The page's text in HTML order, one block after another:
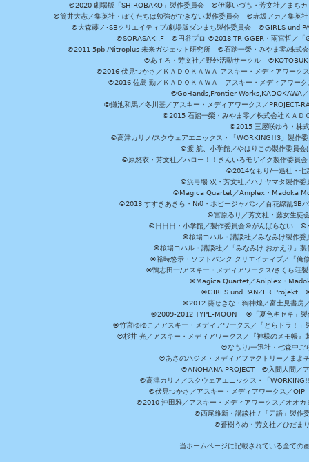
©2020 劇場版「SHIROBAKO」製作委員会 ©伊藤いづも・芳文社／まち
©筒井大志／集英社・ぼくたちは勉強ができない製作委員会 ©赤坂アカ／集英
©大森藤ノ･SBクリエイティブ/劇場版ダンまち製作委員会 ©GIRLS und
©SORASAKI.F ©円谷プロ ©2018 TRIGGER・雨宮哲／
©2011 5pb./Nitroplus 未来ガジェット研究所 ©石踏一榮・みやま零/株式
©あｆろ・芳文社／野外活動サークル
©2016 伏見つかさ／ＫＡＤＯＫＡＷＡ アスキー・メディアワー
©2016 佐島 勤／ＫＡＤＯＫＡＷＡ アスキー・メディアワ
©GoHands,Frontier Works,KADOKAWA
©鎌池和馬／冬川基／アスキー・メディアワークス／
©2015 石踏一榮・みやま零／株式会社ＫＡＤ
©2015 三屋咲ゆう・株
©高津カリノ/スクウェアエニックス・「WORKING!!3」製作
©渡 航、小学館／やはりこの製作委員
©原悠衣・芳文社／ハロー！！きんいろモザイク製作委員
©2014なもり/一迅社・
©浜弓場 双・芳文社／ハナヤマタ製作
©Magica Quartet／Aniplex・Madoka
©2013 すずきあきら・Niθ・ホビージャパン／百花繚乱
©宮原るり／芳文社・藤女生徒
©日日日・小学館／製作委員会＠がんばらない
©桜場コハル・講談社／みなみけ製作
©桜場コハル・講談社／「みなみけ おかえり」
©裕時悠示・ソフトバンク クリエイティブ／「
©鴨志田一/アスキー・メディアワークス/さく
©Magica Quartet／Aniplex・
©GIRLS und PANZER Projekt ©
©2012 葵せきな・狗神煌／富士見書
©2009-2012 TYPE-MOON ©「夏色キセキ」製
©竹宮ゆゆこ／アスキー・メディアワークス／「とらドラ！
©杉井 光／アスキー・メディアワークス／『神様のメモ帳
©なもり/一迅社・七森中
©あさのハジメ・メディアファクトリー／ま
©ANOHANA PROJECT ©入間人間／ア
©高津カリノ／スクウェアエニックス・「
©伏見つかさ／アスキー・メディアワークス／
©2010 沖田雅／アスキー・メディアワークス／オオ
©西尾維新・講談社 / 「刀語」製作
©蒼樹うめ・芳文社／ひだま
当ホームページに記載されている全ての